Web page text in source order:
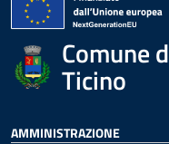
Comune
Ticino
AMMINISTRAZIONE